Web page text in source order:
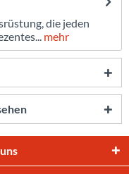
die jeden
mehr